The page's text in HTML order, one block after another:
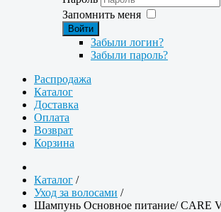
Запомнить меня
Войти
Забыли логин?
Забыли пароль?
Распродажа
Каталог
Доставка
Оплата
Возврат
Корзина
Каталог /
Уход за волосами /
Шампунь Основное питание/ CARE